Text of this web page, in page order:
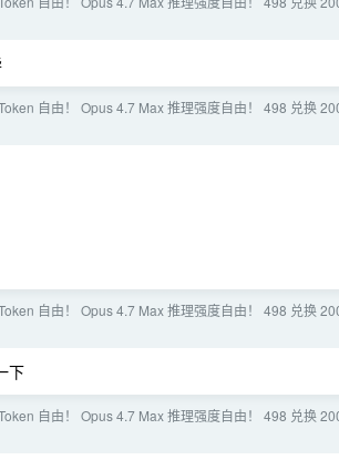
自由！ Opus 4.7 Max 推理强度自由！ 498 兑换
自由！ Opus 4.7 Max 推理强度自由！ 498 兑换
下
自由！ Opus 4.7 Max 推理强度自由！ 498 兑换